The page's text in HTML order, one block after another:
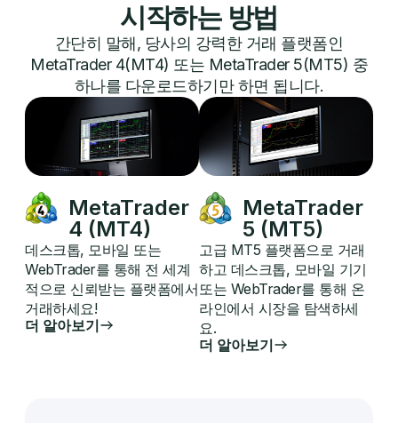
시작하는 방법
간단히 말해, 당사의 강력한 거래 플랫폼인
MetaTrader 4(MT4) 또는 MetaTrader 5(MT5) 중
하나를 다운로드하기만 하면 됩니다.
MetaTrader
4 (MT4)
데스크톱, 모바일 또는
WebTrader를 통해 전 세계
적으로 신뢰받는 플랫폼에서
거래하세요!
더 알아보기
MetaTrader
5 (MT5)
고급 MT5 플랫폼으로 거래
하고 데스크톱, 모바일 기기
또는 WebTrader를 통해 온
라인에서 시장을 탐색하세
요.
더 알아보기